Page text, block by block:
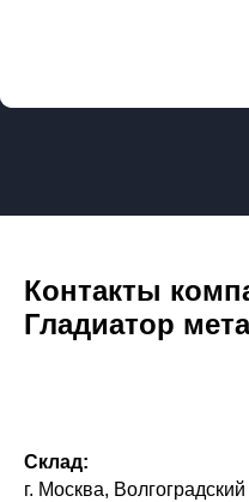
Контакты
Гладиатор
Склад:
г. Москва,